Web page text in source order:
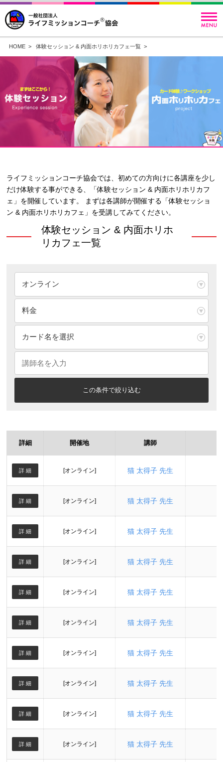
HOME> 体験セッション & 内面ホリホリカフェ一覧>
ライフミッションコーチ協会では、初めての方向けに各講座を少し
だけ体験する事ができる、「体験セッション & 内面ホリホリカフ
ェ」を開催しています。 まずは各講師が開催する「体験セッショ
ン & 内面ホリホリカフェ」を受講してみてください。
体験セッション & 内面ホリホ
リカフェ一覧
詳細 開催地 講師
詳 細 [オンライン] 猫 太得子 先生
詳 細 [オンライン] 猫 太得子 先生
詳 細 [オンライン] 猫 太得子 先生
詳 細 [オンライン] 猫 太得子 先生
詳 細 [オンライン] 猫 太得子 先生
詳 細 [オンライン] 猫 太得子 先生
詳 細 [オンライン] 猫 太得子 先生
詳 細 [オンライン] 猫 太得子 先生
詳 細 [オンライン] 猫 太得子 先生
詳 細 [オンライン] 猫 太得子 先生